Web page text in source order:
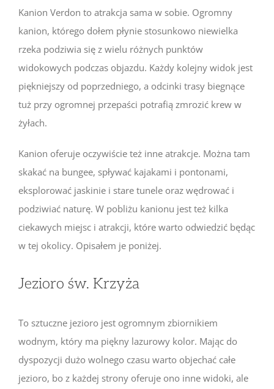
Kanion Verdon to atrakcja sama w sobie. Ogromny
kanion, którego dołem płynie stosunkowo niewielka
rzeka podziwia się z wielu różnych punktów
widokowych podczas objazdu. Każdy kolejny widok jest
piękniejszy od poprzedniego, a odcinki trasy biegnące
tuż przy ogromnej przepaści potrafią zmrozić krew w
żyłach.
Kanion oferuje oczywiście też inne atrakcje. Można tam
skakać na bungee, spływać kajakami i pontonami,
eksplorować jaskinie i stare tunele oraz wędrować i
podziwiać naturę. W pobliżu kanionu jest też kilka
ciekawych miejsc i atrakcji, które warto odwiedzić będąc
w tej okolicy. Opisałem je poniżej.
Jezioro św. Krzyża
To sztuczne jezioro jest ogromnym zbiornikiem
wodnym, który ma piękny lazurowy kolor. Mając do
dyspozycji dużo wolnego czasu warto objechać całe
jezioro, bo z każdej strony oferuje ono inne widoki, ale